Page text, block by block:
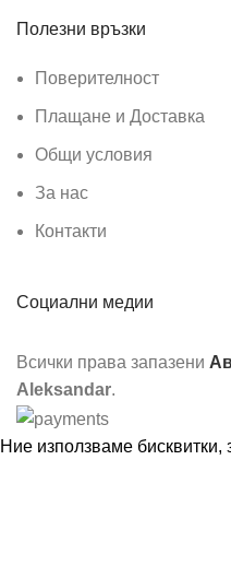
Полезни връзки
Поверителност
Плащане и Доставка
Общи условия
За нас
Контакти
Социални медии
Всички права запазени
Aleksandar.
Ние използваме